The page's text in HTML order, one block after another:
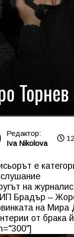
Редактор:
Iva Nikolova
е
на
Брадър –
на Мира
от